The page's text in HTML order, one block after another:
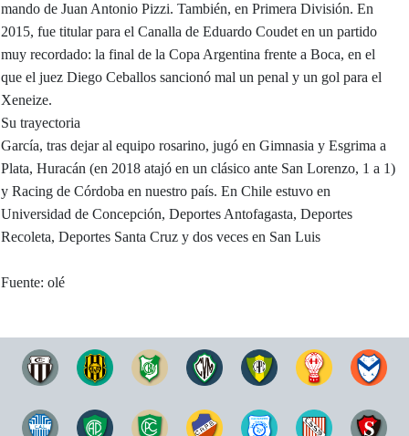
mando de Juan Antonio Pizzi. También, en Primera División. En
2015, fue titular para el Canalla de Eduardo Coudet en un partido
muy recordado: la final de la Copa Argentina frente a Boca, en el
que el juez Diego Ceballos sancionó mal un penal y un gol para el
Xeneize.
Su trayectoria
García, tras dejar al equipo rosarino, jugó en Gimnasia y Esgrima a
Plata, Huracán (en 2018 atajó en un clásico ante San Lorenzo, 1 a 1)
y Racing de Córdoba en nuestro país. En Chile estuvo en
Universidad de Concepción, Deportes Antofagasta, Deportes
Recoleta, Deportes Santa Cruz y dos veces en San Luis
Fuente: olé